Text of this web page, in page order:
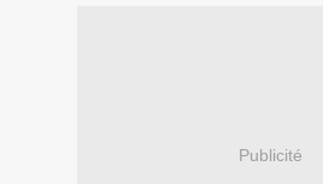
Publicité